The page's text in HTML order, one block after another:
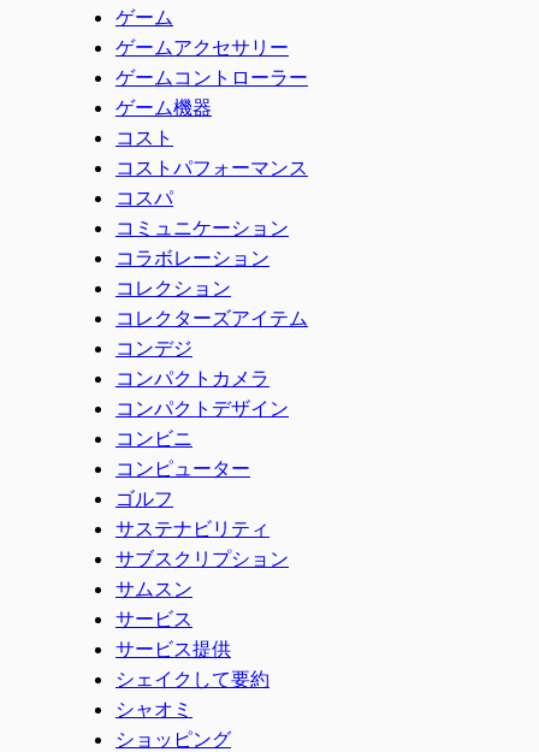
ゲーム
ゲームアクセサリー
ゲームコントローラー
ゲーム機器
コスト
コストパフォーマンス
コスパ
コミュニケーション
コラボレーション
コレクション
コレクターズアイテム
コンデジ
コンパクトカメラ
コンパクトデザイン
コンビニ
コンピューター
ゴルフ
サステナビリティ
サブスクリプション
サムスン
サービス
サービス提供
シェイクして要約
シャオミ
ショッピング